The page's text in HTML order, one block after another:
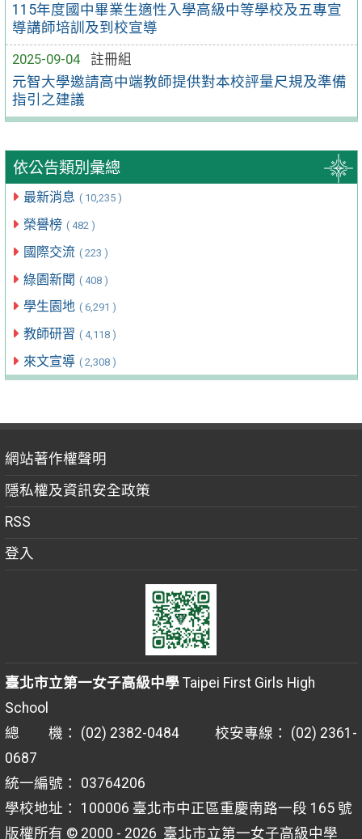
115年度國中畢業生適性入學高級中等學校及五專宣
導講師培訓及到校宣導
2025-09-04
註冊組
元智大學邀請高中端教師提供對本校評量尺規及準備
指引之建議
依公告類別彙總
最新消息 ( 10,235 )
榮譽榜 ( 482 )
國際交流 ( 223 )
綠園新聞 ( 408 )
學生園地 ( 6,291 )
教師研習 ( 4,118 )
來文宣導 ( 2,308 )
網站著作權聲明
隱私權及資訊安全政策
RSS
登入
臺北市立第一女子高級中學Taipei First Girls High
School
總 機： (02) 2382-0484 校安專線： (02) 2361-
0687
統一編號： 03764206
學校地址： 100006 臺北市中正區重慶南路一段 165 號
版權所有 © 2000 - 2026 臺北市立第一女子高級中學